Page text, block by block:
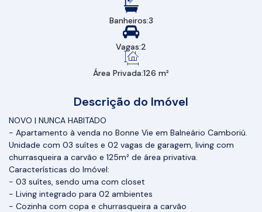
Banheiros:3
Vagas:2
Área Privada:126 m²
Descrição do Imóvel
NOVO | NUNCA HABITADO
- Apartamento à venda no Bonne Vie em Balneário Camboriú.
Unidade com 03 suítes e 02 vagas de garagem, living com
churrasqueira a carvão e 125m² de área privativa.
Características do Imóvel:
- 03 suítes, sendo uma com closet
- Living integrado para 02 ambientes
- Cozinha com copa e churrasqueira a carvão